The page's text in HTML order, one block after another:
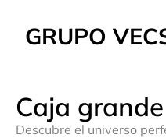
GRUPO
Caja grande
Descubre el universo